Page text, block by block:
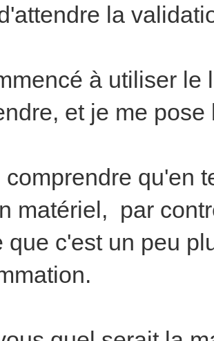
la
à utiliser le
et je me
comprendre qu'en
matériel, par
que c'est un peu